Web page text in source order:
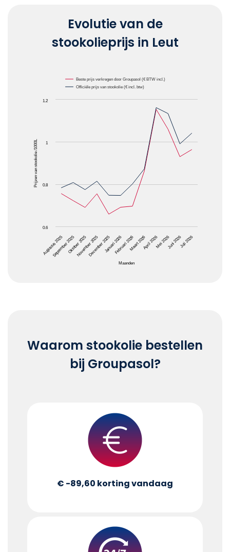
Evolutie van de
stookolieprijs in Leut
Line chart with 2 lines.
The chart has 1 X axis displaying Maanden.
The chart has 1 Y axis displaying Prijzen van
Maanden
Prijzen van stookolie /1000L
Beste prijs verkregen door Groupasol (€ BTW incl.)
Officiële prijs van stookolie (€ incl. btw)
Augustus 2025
September 2025Oktober 2025
November 2025December 2025Januari 2026Februari 2026Maart 2026April 2026Mei 2026Juni 2026Juli 2026
0.6
0.8
1
1.2
Waarom stookolie bestellen
bij Groupasol?
€ -89,60 korting vandaag